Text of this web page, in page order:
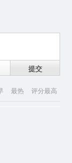
提交
最热 评分最高